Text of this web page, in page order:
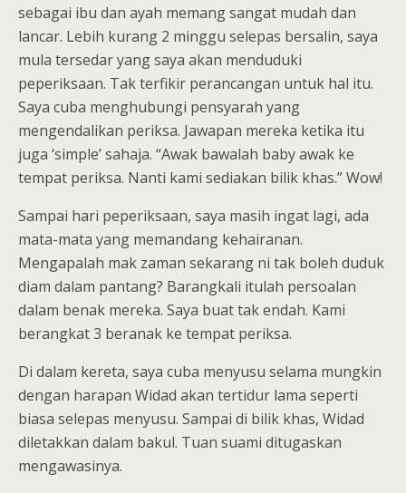
sebagai ibu dan ayah memang sangat mudah dan
lancar. Lebih kurang 2 minggu selepas bersalin, saya
mula tersedar yang saya akan menduduki
peperiksaan. Tak terfikir perancangan untuk hal itu.
Saya cuba menghubungi pensyarah yang
mengendalikan periksa. Jawapan mereka ketika itu
juga ‘simple’ sahaja. “Awak bawalah baby awak ke
tempat periksa. Nanti kami sediakan bilik khas.” Wow!
Sampai hari peperiksaan, saya masih ingat lagi, ada
mata-mata yang memandang kehairanan.
Mengapalah mak zaman sekarang ni tak boleh duduk
diam dalam pantang? Barangkali itulah persoalan
dalam benak mereka. Saya buat tak endah. Kami
berangkat 3 beranak ke tempat periksa.
Di dalam kereta, saya cuba menyusu selama mungkin
dengan harapan Widad akan tertidur lama seperti
biasa selepas menyusu. Sampai di bilik khas, Widad
diletakkan dalam bakul. Tuan suami ditugaskan
mengawasinya.